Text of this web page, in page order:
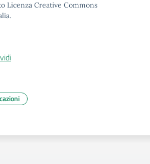
Licenza Creative Commons